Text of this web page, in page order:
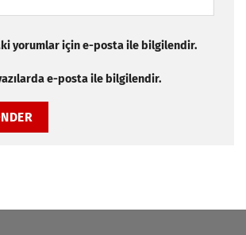
yorumlar için e-posta ile bilgilendir.
e-posta ile bilgilendir.